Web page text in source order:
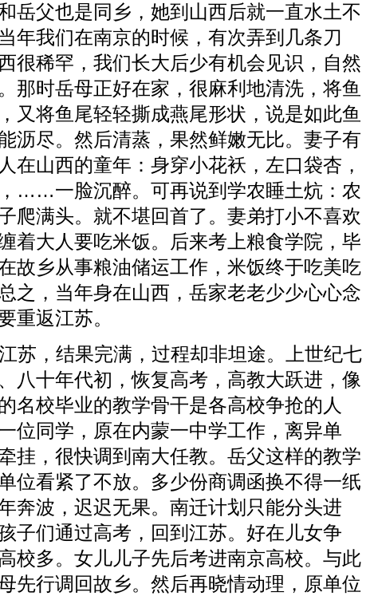
岳父也是同乡，她到山西后就一直水土不
年我们在南京的时候，有次弄到几条刀
很稀罕，我们长大后少有机会见识，自然
那时岳母正好在家，很麻利地清洗，将鱼
又将鱼尾轻轻撕成燕尾形状，说是如此鱼
沥尽。然后清蒸，果然鲜嫩无比。妻子有
在山西的童年：身穿小花袄，左口袋杏，
……一脸沉醉。可再说到学农睡土炕：农
爬满头。就不堪回首了。妻弟打小不喜欢
着大人要吃米饭。后来考上粮食学院，毕
故乡从事粮油储运工作，米饭终于吃美吃
之，当年身在山西，岳家老老少少心心念
重返江苏。
，结果完满，过程却非坦途。上世纪七
八十年代初，恢复高考，高教大跃进，像
名校毕业的教学骨干是各高校争抢的人
位同学，原在内蒙一中学工作，离异单
挂，很快调到南大任教。岳父这样的教学
位看紧了不放。多少份商调函换不得一纸
奔波，迟迟无果。南迁计划只能分头进
子们通过高考，回到江苏。好在儿女争
校多。女儿儿子先后考进南京高校。与此
先行调回故乡。然后再晓情动理，原单位